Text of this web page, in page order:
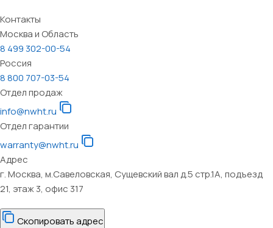
Контакты
Москва и Область
8 499 302-00-54
Россия
8 800 707-03-54
Отдел продаж
info@nwht.ru
Отдел гарантии
warranty@nwht.ru
Адрес
г. Москва, м.Савеловская, Сущевский вал д.5 стр.1А, подъезд
21, этаж 3, офис 317
Скопировать адрес